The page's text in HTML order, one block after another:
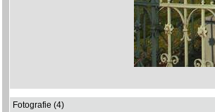
Fotografie (4)